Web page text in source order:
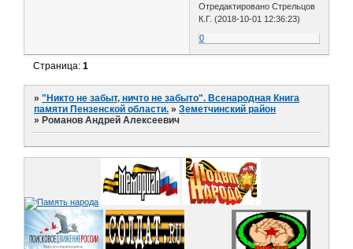
Отредактировано Стрельцов
К.Г. (2018-10-01 12:36:23)
0
Страница:1
»"Никто не забыт, ничто не забыто". Всенародная Книга
памяти Пензенской области. »Земетчинский район
» Романов Андрей Алексеевич